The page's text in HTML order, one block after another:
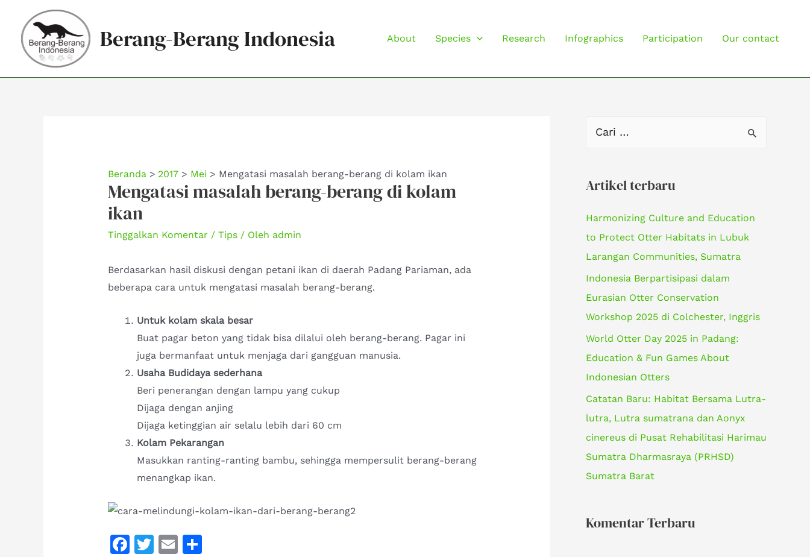
konten
Berang-Berang Indonesia About Species Research Infographics Participation Our contact
Beranda 2017 Mei Mengatasi masalah berang-berang di kolam ikan
Mengatasi masalah berang-berang di kolam
ikan
Tinggalkan Komentar / Tips/ Oleh admin
Berdasarkan hasil diskusi dengan petani ikan di daerah Padang Pariaman, ada
beberapa cara untuk mengatasi masalah berang-berang.
Untuk kolam skala besar
Buat pagar beton yang tidak bisa dilalui oleh berang-berang. Pagar ini
juga bermanfaat untuk menjaga dari gangguan manusia.
Usaha Budidaya sederhana
Beri penerangan dengan lampu yang cukup
Dijaga dengan anjing
Dijaga ketinggian air selalu lebih dari 60 cm
Kolam Pekarangan
Masukkan ranting-ranting bambu, sehingga mempersulit berang-berang
menangkap ikan.
F T E S
n
t
u
k
:
Artikel terbaru
Harmonizing Culture and Education
to Protect Otter Habitats in Lubuk
Larangan Communities, Sumatra
Indonesia Berpartisipasi dalam
Eurasian Otter Conservation
Workshop 2025 di Colchester, Inggris
World Otter Day 2025 in Padang:
Education & Fun Games About
Indonesian Otters
Catatan Baru: Habitat Bersama Lutra-
lutra, Lutra sumatrana dan Aonyx
cinereus di Pusat Rehabilitasi Harimau
Sumatra Dharmasraya (PRHSD)
Sumatra Barat
Komentar Terbaru